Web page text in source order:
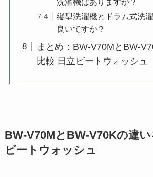
縦型洗濯機とドラム式洗
良いですか？
まとめ：BW-V70MとBW-
比較 日立ビートウォッシュ
BW-V70MとBW-V70Kの違
ビートウォッシュ